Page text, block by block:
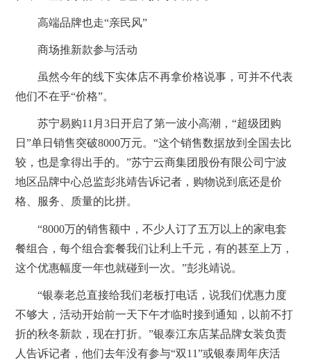
高端品牌也走“亲民风”
商场推新款参与活动
虽然今年的线下实体店不再拿价格说事，可并不代表
他们不在乎“价格”。
苏宁易购11月3日开启了第一波小高潮，“超级团购
日”单日销售突破8000万元。“这个销售数据放到全国去比
较，也是拿得出手的。”苏宁云商集团股份有限公司宁波
地区品牌中心总监彭兆靖告诉记者，购物说到底还是价
格、服务、质量的比拼。
“8000万的销售额中，不少人订了五万以上的家电套
餐组合，每个组合套餐我们让利上千元，有的甚至上万，
这个优惠幅度一年也就碰到一次。”彭兆靖说。
“银泰老总直接给我们老板打电话，说我们优惠力度
不够大，活动开始前一天下午才临时接到通知，以前不打
折的秋冬新款，现在打折。”银泰江东店某品牌女装负责
人告诉记者，他们去年没有参与“双11”或银泰周年庆活